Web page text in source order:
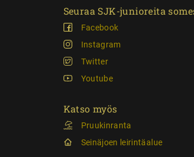
Seuraa SJK-junioreita
Facebook
Instagram
Twitter
Youtube
Katso myös
Pruukinranta
Seinäjoen leirintäalue